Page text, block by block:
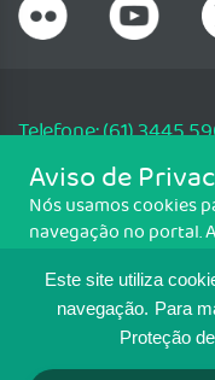
Este site utiliza
navegação. Para
Proteção
Telefone: (61) 3445
Email:
SGAS 616, Conjunto D, Lote
CNPJ: 33.583.550/0001-30
MAPA DO SITE
Aviso de
Nós usamos cookies
navegação no portal.
Para ter mais
Política de cookies.